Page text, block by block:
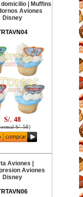
domicilio | Muffins
Aviones
Disney
S/. 48
S/. 58)
Aviones |
Aviones
Disney